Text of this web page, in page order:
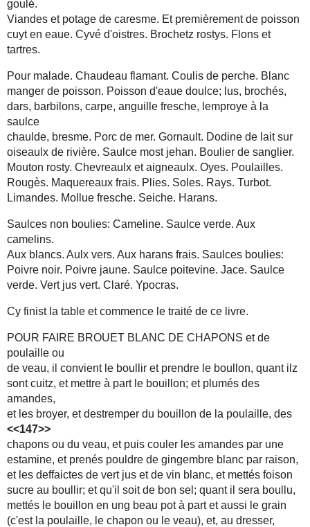
goulé.
Viandes et potage de caresme. Et premièrement de poisson
cuyt en eaue. Cyvé d'oistres. Brochetz rostys. Flons et
tartres.
Pour malade. Chaudeau flamant. Coulis de perche. Blanc
manger de poisson. Poisson d'eaue doulce; lus, brochés,
dars, barbilons, carpe, anguille fresche, lemproye à la
saulce
chaulde, bresme. Porc de mer. Gornault. Dodine de lait sur
oiseaulx de rivière. Saulce most jehan. Boulier de sanglier.
Mouton rosty. Chevreaulx et aigneaulx. Oyes. Poulailles.
Rougès. Maquereaux frais. Plies. Soles. Rays. Turbot.
Limandes. Mollue fresche. Seiche. Harans.
Saulces non boulies: Cameline. Saulce verde. Aux
camelins.
Aux blancs. Aulx vers. Aux harans frais. Saulces boulies:
Poivre noir. Poivre jaune. Saulce poitevine. Jace. Saulce
verde. Vert jus vert. Claré. Ypocras.
Cy finist la table et commence le traité de ce livre.
POUR FAIRE BROUET BLANC DE CHAPONS et de
poulaille ou
de veau, il convient le boullir et prendre le boullon, quant ilz
sont cuitz, et mettre à part le bouillon; et plumés des
amandes,
et les broyer, et destremper du bouillon de la poulaille, des
<<147>>
chapons ou du veau, et puis couler les amandes par une
estamine, et prenés pouldre de gingembre blanc par raison,
et les deffaictes de vert jus et de vin blanc, et mettés foison
sucre au boullir; et qu'il soit de bon sel; quant il sera boullu,
mettés le bouillon en ung beau pot à part et aussi le grain
(c'est la poulaille, le chapon ou le veau), et, au dresser,